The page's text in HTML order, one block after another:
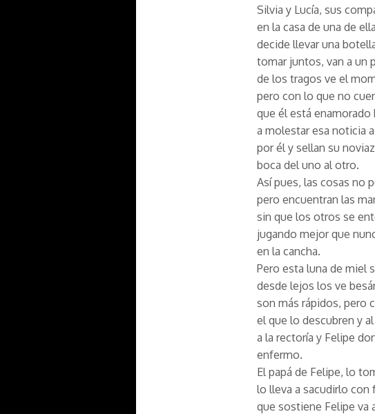
Silvia y Lucía, sus
en la casa de una de
decide llevar una
tomar juntos, van a un
de los tragos ve el
pero con lo que no
que él está enamorado
a molestar esa noticia
por él y sellan su
boca del uno al otro.
Así pues, las cosas no
pero encuentran las
sin que los otros se
jugando mejor que
en la cancha.
Pero esta luna de miel
desde lejos los ve
son más rápidos, pero
el que lo descubren y
a la rectoría y Felipe
enfermo.
El papá de Felipe, lo
lo lleva a sacudirlo con
que sostiene Felipe va